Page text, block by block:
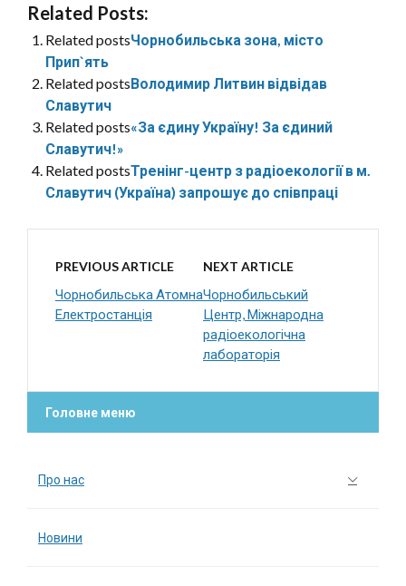
Related Posts:
Related postsЧорнобильська зона, місто
Прип`ять
Related postsВолодимир Литвин відвідав
Славутич
Related posts«За єдину Україну! За єдиний
Славутич!»
Related postsТренінг-центр з радіоекології в м.
Славутич (Україна) запрошує до співпраці
PREVIOUS ARTICLE
Чорнобильська Атомна
Електростанція
NEXT ARTICLE
Чорнобильський
Центр, Міжнародна
радіоекологічна
лабораторія
Головне меню
Про нас
Новини